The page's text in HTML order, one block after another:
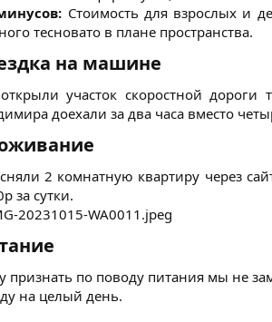
Стоимость для взрослых и
тесновато в плане пространства.​
на машине​
участок скоростной
доехали за два часа вместо
2 комнатную квартиру через
за сутки.
признать по поводу питания мы не
на целый день.